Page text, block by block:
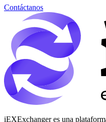
Contáctanos
iEXExchanger es una